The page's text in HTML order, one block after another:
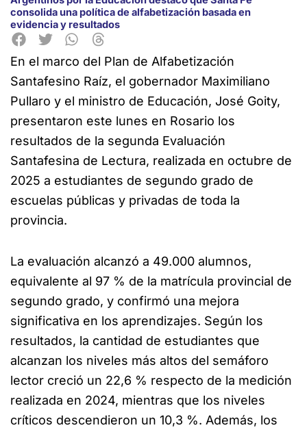
consolida una política de alfabetización basada en
evidencia y resultados
En el marco del Plan de Alfabetización
Santafesino Raíz, el gobernador Maximiliano
Pullaro y el ministro de Educación, José Goity,
presentaron este lunes en Rosario los
resultados de la segunda Evaluación
Santafesina de Lectura, realizada en octubre de
2025 a estudiantes de segundo grado de
escuelas públicas y privadas de toda la
provincia.
La evaluación alcanzó a 49.000 alumnos,
equivalente al 97 % de la matrícula provincial de
segundo grado, y confirmó una mejora
significativa en los aprendizajes. Según los
resultados, la cantidad de estudiantes que
alcanzan los niveles más altos del semáforo
lector creció un 22,6 % respecto de la medición
realizada en 2024, mientras que los niveles
críticos descendieron un 10,3 %. Además, los